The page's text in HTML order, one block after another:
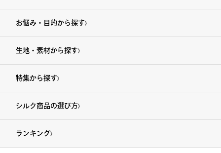
お悩み・目的から探す
生地・素材から探す
特集から探す
シルク商品の選び方
ランキング